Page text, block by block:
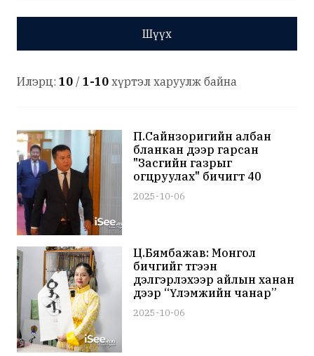
Шүүх
Илэрц: 10 / 1-10 хүртэл харуулж байна
П.Сайнзоригийн албан
бланкан дээр гарсан
"Засгийн газрыг
огцруулах" бичигт 40
гаруй бус 30 гишүүн гарын
үсэг зурсан байх
2025-10-06
Ц.Бямбажав: Монгол
бичгийг түгээн
дэлгэрүүлэхээр айлын ханан
дээр “Үлэмжийн чанар”
“Төрийн дуулал” зэргийг
бичиж эхэлсэн нь хүмүүст их
2025-10-06